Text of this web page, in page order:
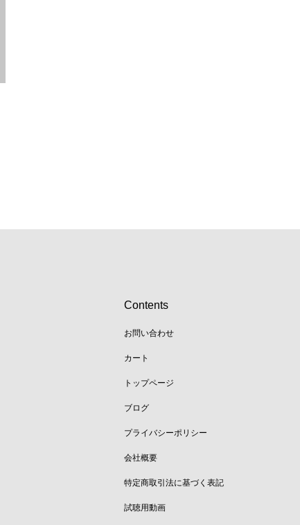
Contents
お問い合わせ
カート
トップページ
ブログ
プライバシーポリシー
会社概要
特定商取引法に基づく表記
試聴用動画